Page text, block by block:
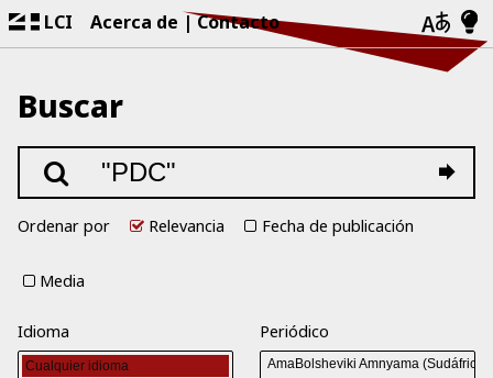
LCI Acerca de Contacto
Buscar
Ordenar por Relevancia Fecha de publicación
Media
Idioma Periódico